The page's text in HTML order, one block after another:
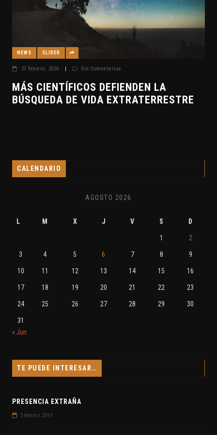
NEWS SLIDER
27 febrero, 2020 Sin Comentarios
MÁS CIENTÍFICOS DEFIENDEN LA
BÚSQUEDA DE VIDA EXTRATERRESTRE
CALENDARIO
AGOSTO 2026
L M X J V S D
1 2
3 4 5 6 7 8 9
10 11 12 13 14 15 16
17 18 19 20 21 22 23
24 25 26 27 28 29 30
31
« Jun
TE PUEDE INTERESAR…
PRESENCIA EXTRAÑA
3 febrero, 2010